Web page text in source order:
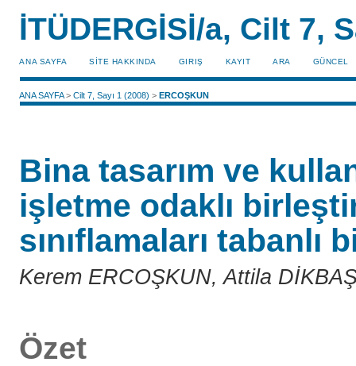
İTÜDERGİSİ/a, Cilt 7,
ANA SAYFA SİTE HAKKINDA GIRIŞ KAYIT ARA GÜNCEL
ANA SAYFA>Cilt 7, Sayı 1 (2008) >ERCOŞKUN
Bina tasarım ve
işletme odaklı
sınıflamaları tabanlı
Kerem ERCOŞKUN, Attila
Özet